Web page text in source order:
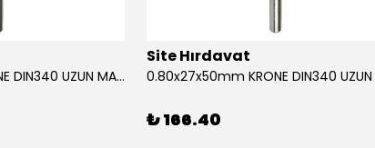
0.80x27x50mm KRONE DIN340 UZUN MATKAP UCU HSS 10 Adet
Site Hırdavat
₺ 166.40